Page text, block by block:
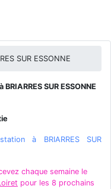
SUR ESSONNE
SUR ESSONNE
à BRIARRES SUR
chaque semaine le
pour les 8 prochains